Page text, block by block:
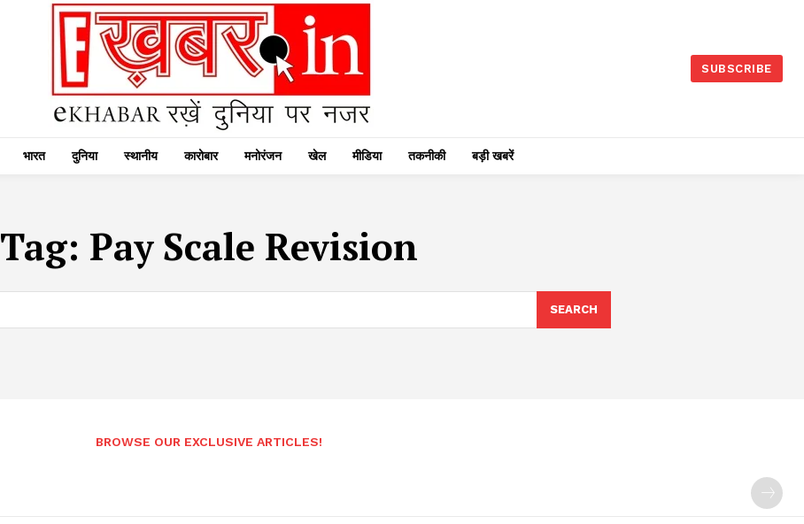
SUBSCRIBE
भारत दुनिया स्थानीय कारोबार मनोरंजन खेल मीडिया तकनीकी बड़ी खबरें
Tag: Pay Scale Revision
SEARCH
BROWSE OUR EXCLUSIVE ARTICLES!